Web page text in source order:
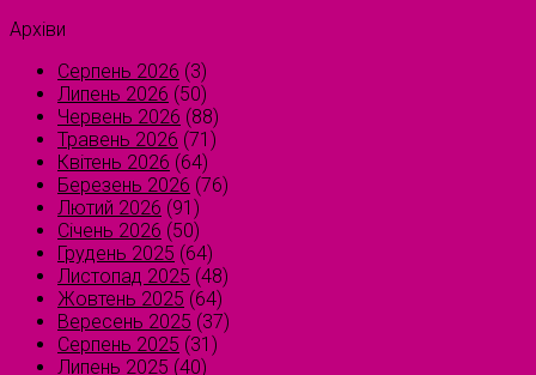
Архіви
Серпень 2026 (3)
Липень 2026 (50)
Червень 2026 (88)
Травень 2026 (71)
Квітень 2026 (64)
Березень 2026 (76)
Лютий 2026 (91)
Січень 2026 (50)
Грудень 2025 (64)
Листопад 2025 (48)
Жовтень 2025 (64)
Вересень 2025 (37)
Серпень 2025 (31)
Липень 2025 (40)